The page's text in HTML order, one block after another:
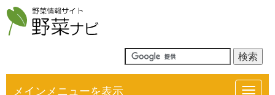
メインメニューを表示